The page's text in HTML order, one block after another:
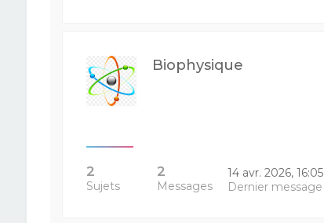
Biophysique
2
Sujets
2
Messages
14 avr. 2026, 16:05
Dernier message